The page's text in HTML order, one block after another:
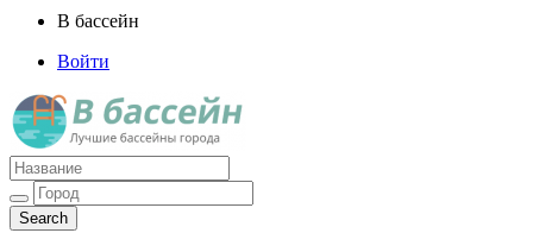
В бассейн
Войти
Лучшие бассейны города